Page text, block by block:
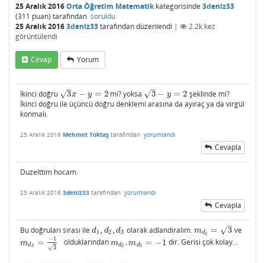
25 Aralık 2016Orta Öğretim Matematikkategorisinde 3deniz33
(311 puan) tarafından soruldu
25 Aralık 20163deniz33tarafındandüzenlendi | 2.2k kez
görüntülendi
Cevap Yorum
İkinci doğru 3
–
√ x − y = 2
3x−y= 2 mi? yoksa 3
–
√ − y = 2
3−y =2
şeklinde mi?
İkinci doğru ile üçüncü doğru denklemi arasına da ayıraç ya da virgül
konmalı.
25 Aralık 2016 Mehmet Toktaş tarafından yorumlandı
Cevapla
Duzelttim hocam.
25 Aralık 2016 3deniz33 tarafından yorumlandı
Cevapla
Bu doğruları sırası ile d1, d2 , d3
d1, d2,d3 olarak adlandıralım. md2 = 3
–
√
md2 =3 ve
md3 = −1
3
√
md3 =−1 3 olduklarından md2 . md3 = −1
md2.md3= −1 dir. Gerisi çok kolay...